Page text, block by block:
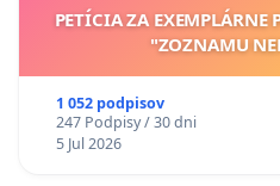
PETÍCIA ZA EXEMPLÁRNE
"ZOZNAMU
1 052 podpisov
247 Podpisy / 30 dni
5 Jul 2026